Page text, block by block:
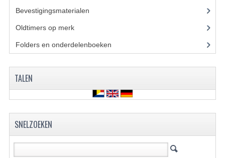
CHROMEN VELGEN
SPAKEN
Bevestigingsmaterialen
Oldtimers op merk(73)
Folders en onderdelenboeken
TALEN
SNELZOEKEN